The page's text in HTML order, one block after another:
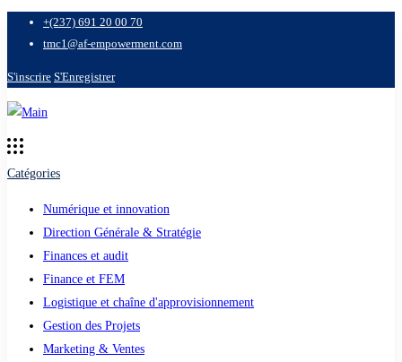
+(237) 691 20 00 70
tmc1@af-empowerment.com
S'inscrire S'Enregistrer
Catégories
Numérique et innovation
Direction Générale & Stratégie
Finances et audit
Finance et FEM
Logistique et chaîne d'approvisionnement
Gestion des Projets
Marketing & Ventes